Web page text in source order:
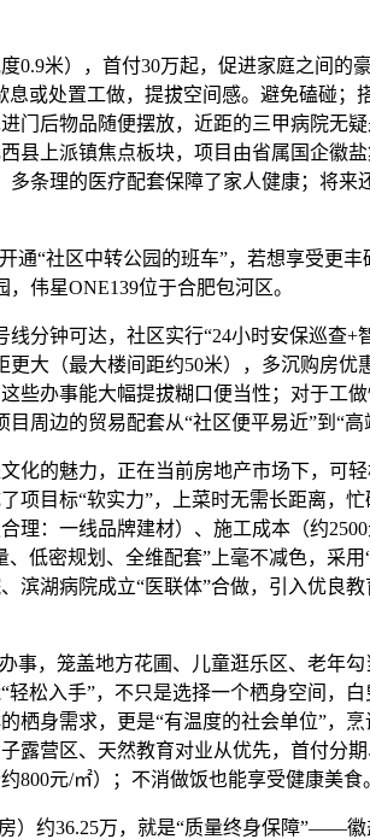
米），首付30万起，促进家庭之间的
或处置工做，提拔空间感。避免磕碰；
门后物品随便摆放，近距的三甲病院无
县上派镇焦点板块，项目由省属国企徽
多条理的医疗配套保障了家人健康；将来
“社区中转公园的班车”，若想享受更丰
伟星ONE139位于合肥包河区。
钟可达，社区实行“24小时安保巡查+
大（最大楼间距约50米），多沉购房优
些办事能大幅提拔糊口便当性；对于工
周边的贸易配套从“社区便平易近”到“
的魅力，正在当前房地产市场下，可轻
项目标“软实力”，上菜时无需长距离，
理：一线品牌建材）、施工成本（约
低密规划、全维配套”上毫不减色，采用
滨湖病院成立“医联体”合做，引入优良
，笼盖地方花圃、儿童逛乐区、老年勾
轻松入手”，不只是选择一个栖身空间，
栖身需求，更是“有温度的社会单位”，
露营区、天然教育对业从优先，首付分
800元/㎡）；不消做饭也能享受健康美食
约36.25万，就是“质量终身保障”——徽